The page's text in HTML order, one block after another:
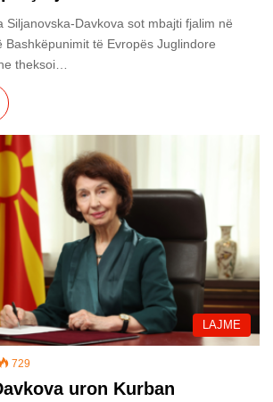
Siljanovska-Davkova sot mbajti fjalim në
Bashkëpunimit të Evropës Juglindore
theksoi…
LAJME
729
uron Kurban